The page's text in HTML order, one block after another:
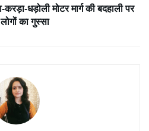
धड़ोली मोटर मार्ग की बदहाली पर
का गुस्सा